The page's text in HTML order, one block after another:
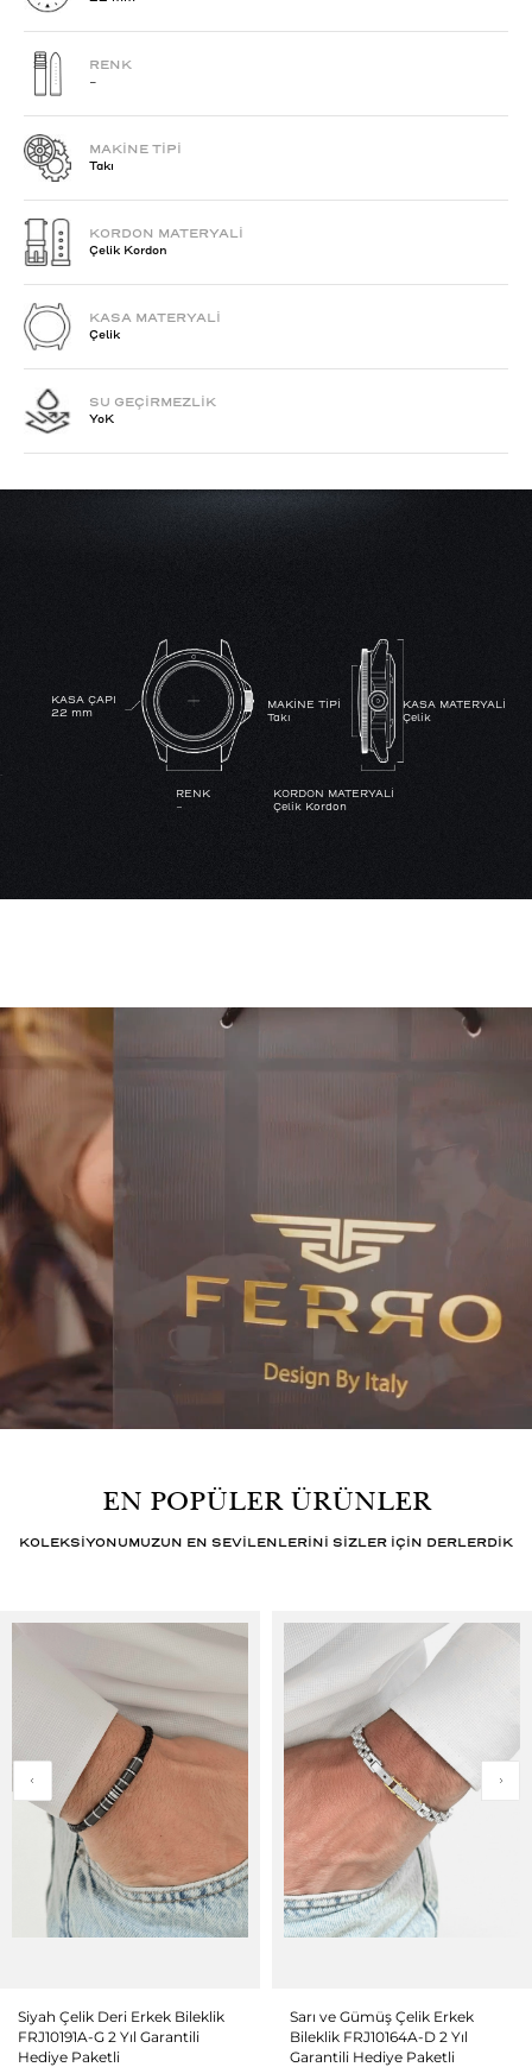
RENK
-
MAKİNE TİPİ
Takı
KORDON MATERYALİ
Çelik Kordon
KASA MATERYALİ
Çelik
SU GEÇİRMEZLİK
YoK
KASA ÇAPI
22 mm
RENK
-
MAKİNE TİPİ
Takı
KORDON MATERYALİ
Çelik Kordon
KASA MATERYALİ
Çelik
EN POPÜLER ÜRÜNLER
KOLEKSİYONUMUZUN EN SEVİLENLERİNİ SİZLER İÇİN DERLERDİK
Siyah Çelik Deri Erkek Bileklik
FRJ10191A-G 2 Yıl Garantili
Hediye Paketli
Sarı ve Gümüş Çelik Erkek
Bileklik FRJ10164A-D 2 Yıl
Garantili Hediye Paketli